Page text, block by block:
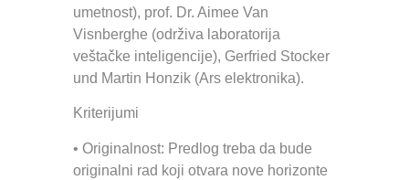
umetnost), prof. Dr. Aimee Van
Visnberghe (održiva laboratorija
veštačke inteligencije), Gerfried Stocker
und Martin Honzik (Ars elektronika).
Kriterijumi
• Originalnost: Predlog treba da bude
originalni rad koji otvara nove horizonte